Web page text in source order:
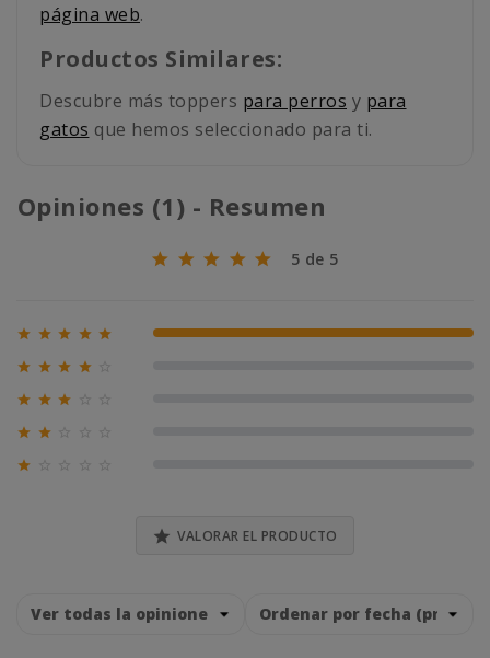
página web.
Productos Similares:
Descubre más toppers para perros y para
gatos que hemos seleccionado para ti.
Opiniones (1) - Resumen
5 de 5
     100% (1)
   
  
 

 VALORAR EL PRODUCTO